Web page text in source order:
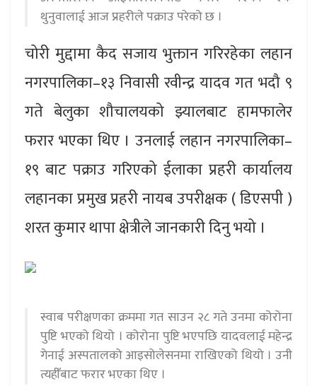
थुनुवालाई आज प्रहरीले पक्राउ परेको छ ।
चोरी मुद्दामा कैद सजाय भुक्तान गरिरहेका लहान
नगरपालिका–१३ निवासी रवीन्द्र यादव गत भदौ ९
गते बेलुका शौचालयको झ्यालबाट हामफालेर
फरार भएका थिए । उनलाई लहान नगरपालिका–
१९ बाट पक्राउ गरिएको ईलाका प्रहरी कार्यालय
लहानका प्रमुख प्रहरी नायब उपरीक्षक ( डिएसपी )
शरत कुमार थापा क्षेत्रीले जानकारी दिनु भयो ।
स्वाब परीक्षणका क्रममा गत साउन २८ गते उनमा कोरोना
पुष्टि भएको थियो । कोरोना पुष्टि भएपछि यादवलाई महेन्द्र
गेनाई अस्पतालको आइसोलेसनमा राखिएको थियो । उनी
त्यहीँबाट फरार भएका थिए ।